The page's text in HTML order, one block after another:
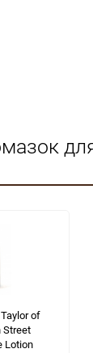
of
Street
Lotion